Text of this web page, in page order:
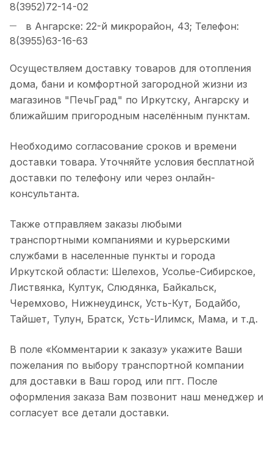
8(3952)72-14-02
в Ангарске: 22-й микрорайон, 43; Телефон:
8(3955)63-16-63
Осуществляем доставку товаров для отопления
дома, бани и комфортной загородной жизни из
магазинов "ПечьГрад" по Иркутску, Ангарску и
ближайшим пригородным населённым пунктам.
Необходимо согласование сроков и времени
доставки товара. Уточняйте условия бесплатной
доставки по телефону или через онлайн-
консультанта.
Также отправляем заказы любыми
транспортными компаниями и курьерскими
службами в населенные пункты и города
Иркутской области: Шелехов, Усолье-Сибирское,
Листвянка, Култук, Слюдянка, Байкальск,
Черемхово, Нижнеудинск, Усть-Кут, Бодайбо,
Тайшет, Тулун, Братск, Усть-Илимск, Мама, и т.д.
В поле «Комментарии к заказу» укажите Ваши
пожелания по выбору транспортной компании
для доставки в Ваш город или пгт. После
оформления заказа Вам позвонит наш менеджер и
согласует все детали доставки.